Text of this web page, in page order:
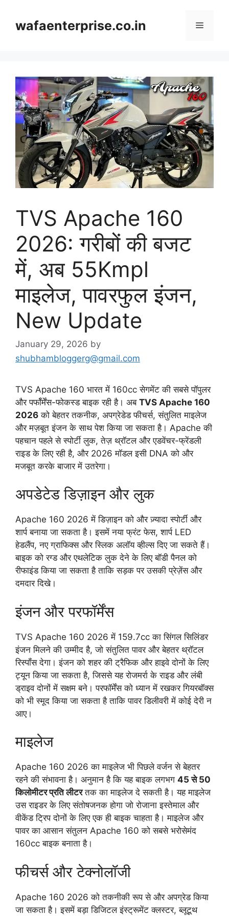
contentwafaenterprise.co.in Menu
TVS Apache 160
2026: गरीबों की बजट
में, अब 55Kmpl
माइलेज, पावरफुल इंजन,
New Update
January 29, 2026 by
shubhambloggerg@gmail.com
TVS Apache 160 भारत में 160cc सेगमेंट की सबसे पॉपुलर
और पर्फॉर्मेंस-फोकस्ड बाइक रही है। अब TVS Apache 160
2026 को बेहतर तकनीक, अपग्रेडेड फीचर्स, संतुलित माइलेज
और मज़बूत इंजन के साथ पेश किया जा सकता है। Apache की
पहचान पहले से स्पोर्टी लुक, तेज़ थ्रॉटल और एडवेंचर-फ्रेंडली
राइड के लिए रही है, और 2026 मॉडल इसी DNA को और
मजबूत करके बाजार में उतरेगा।
अपडेटेड डिज़ाइन और लुक
Apache 160 2026 में डिज़ाइन को और ज़्यादा स्पोर्टी और
शार्प बनाया जा सकता है। इसमें नया फ्रंट फेस, शार्प LED
हेडलैंप, नए ग्राफिक्स और स्लिक अलॉय व्हील्स दिए जा सकते हैं।
बाइक को रग्ड और एथलेटिक लुक देने के लिए बॉडी पैनल को
रीफाइंड किया जा सकता है ताकि सड़क पर उसकी प्रेज़ेंस और
दमदार दिखे।
इंजन और परफॉर्मेंस
TVS Apache 160 2026 में 159.7cc का सिंगल सिलिंडर
इंजन मिलने की उम्मीद है, जो संतुलित पावर और बेहतर थ्रॉटल
रिस्पॉंस देगा। इंजन को शहर की ट्रैफिक और हाइवे दोनों के लिए
ट्यून किया जा सकता है, जिससे यह रोजमर्रा के राइड और लंबी
ड्राइव दोनों में सक्षम बने। परफॉर्मेंस को ध्यान में रखकर गियरबॉक्स
को भी स्मूद किया जा सकता है ताकि पावर डिलीवरी में कोई देरी न
आए।
माइलेज
Apache 160 2026 का माइलेज भी पिछले वर्जन से बेहतर
रहने की संभावना है। अनुमान है कि यह बाइक लगभग 45 से 50
किलोमीटर प्रति लीटरतक का माइलेज दे सकती है। यह माइलेज
उस राइडर के लिए संतोषजनक होगा जो रोजाना इस्तेमाल और
वीकेंड ट्रिप दोनों के लिए एक ही बाइक चाहता है। माइलेज और
पावर का आसान संतुलन Apache 160 को सबसे भरोसेमंद
160cc बाइक बनाता है।
फीचर्स और टेक्नोलॉजी
Apache 160 2026 को तकनीकी रूप से और अपग्रेड किया
जा सकता है। इसमें बड़ा डिजिटल इंस्ट्रूमेंट क्लस्टर, ब्लूटूथ